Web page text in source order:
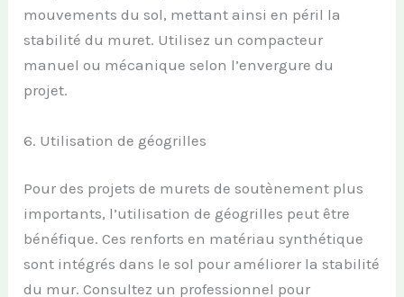
mouvements du sol, mettant ainsi en péril la
stabilité du muret. Utilisez un compacteur
manuel ou mécanique selon l’envergure du
projet.
6. Utilisation de géogrilles
Pour des projets de murets de soutènement plus
importants, l’utilisation de géogrilles peut être
bénéfique. Ces renforts en matériau synthétique
sont intégrés dans le sol pour améliorer la stabilité
du mur. Consultez un professionnel pour